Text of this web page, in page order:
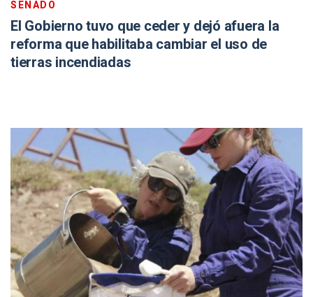
SENADO
El Gobierno tuvo que ceder y dejó afuera la
reforma que habilitaba cambiar el uso de
tierras incendiadas